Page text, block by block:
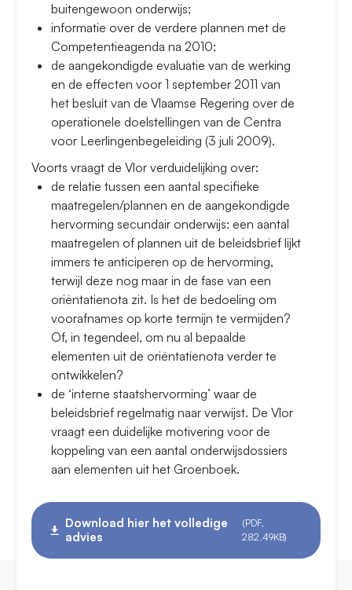
buitengewoon onderwijs;
informatie over de verdere plannen met de
Competentieagenda na 2010;
de aangekondigde evaluatie van de werking
en de effecten voor 1 september 2011 van
het besluit van de Vlaamse Regering over de
operationele doelstellingen van de Centra
voor Leerlingenbegeleiding (3 juli 2009).
Voorts vraagt de Vlor verduidelijking over:
de relatie tussen een aantal specifieke
maatregelen/plannen en de aangekondigde
hervorming secundair onderwijs: een aantal
maatregelen of plannen uit de beleidsbrief lijkt
immers te anticiperen op de hervorming,
terwijl deze nog maar in de fase van een
oriëntatienota zit. Is het de bedoeling om
voorafnames op korte termijn te vermijden?
Of, in tegendeel, om nu al bepaalde
elementen uit de oriëntatienota verder te
ontwikkelen?
de ‘interne staatshervorming’ waar de
beleidsbrief regelmatig naar verwijst. De Vlor
vraagt een duidelijke motivering voor de
koppeling van een aantal onderwijsdossiers
aan elementen uit het Groenboek.
Download hier het volledige
advies
(PDF,
282.49KB)